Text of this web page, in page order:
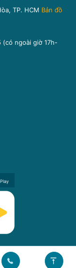
TP. HCM Bản đồ
(có ngoài giờ 17h-